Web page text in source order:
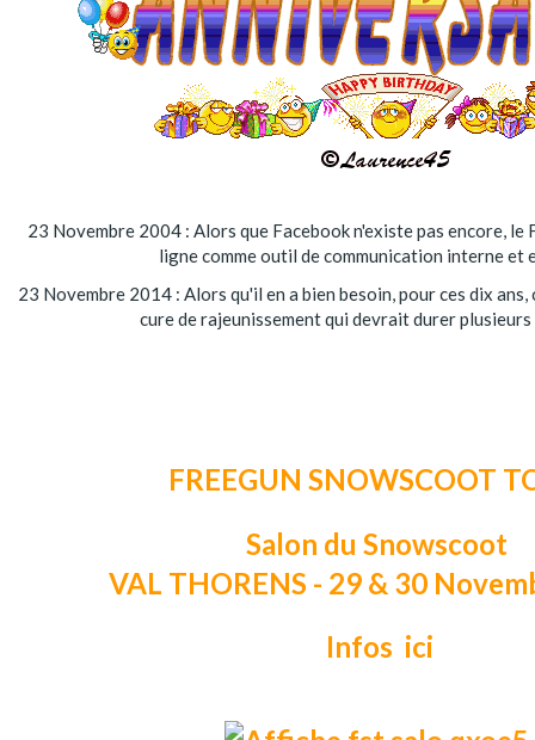
23 Novembre 2004 : Alors que Facebook n'existe pas encore, le
ligne comme outil de communication interne et
23 Novembre 2014 : Alors qu'il en a bien besoin, pour ces dix
cure de rajeunissement qui devrait durer plusieurs
FREEGUN SNOWSCOOT
Salon du Snowscoot
VAL THORENS - 29 & 30
Infos ici